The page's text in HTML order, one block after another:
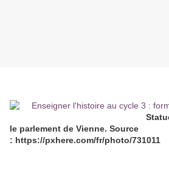
Statue
le parlement de Vienne. Source
: https://pxhere.com/fr/photo/731011